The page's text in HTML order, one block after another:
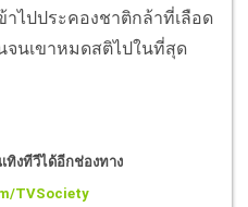
ไปประคองชาติกล้าที่เลือด
นเขาหมดสติไปในที่สุด
ทิงทีวีได้อีกช่องทาง
TVSociety